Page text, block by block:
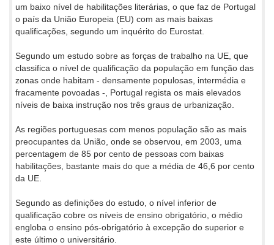
um baixo nível de habilitações literárias, o que faz de Portugal
o país da União Europeia (EU) com as mais baixas
qualificações, segundo um inquérito do Eurostat.
Segundo um estudo sobre as forças de trabalho na UE, que
classifica o nível de qualificação da população em função das
zonas onde habitam - densamente populosas, intermédia e
fracamente povoadas -, Portugal regista os mais elevados
níveis de baixa instrução nos três graus de urbanização.
As regiões portuguesas com menos população são as mais
preocupantes da União, onde se observou, em 2003, uma
percentagem de 85 por cento de pessoas com baixas
habilitações, bastante mais do que a média de 46,6 por cento
da UE.
Segundo as definições do estudo, o nível inferior de
qualificação cobre os níveis de ensino obrigatório, o médio
engloba o ensino pós-obrigatório à excepção do superior e
este último o universitário.